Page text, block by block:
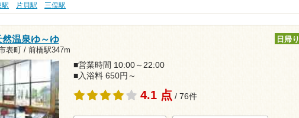
駅
片貝駅 三俣駅
温泉ゆ～ゆ
表町 / 前橋駅347m
日帰り
■営業時間 10:00～22:00
■入浴料 650円～
4.1 点 / 76件